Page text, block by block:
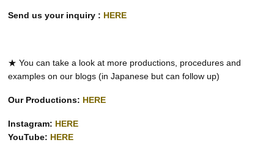
Send us your inquiry : HERE
★ You can take a look at more productions, procedures and
examples on our blogs (in Japanese but can follow up)
Our Productions: HERE
Instagram: HERE
YouTube: HERE